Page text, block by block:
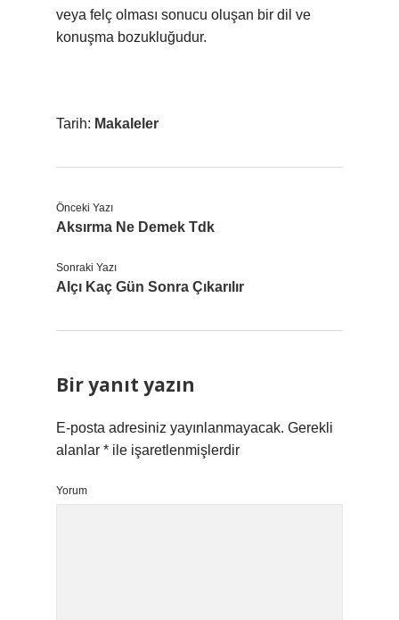
veya felç olması sonucu oluşan bir dil ve
konuşma bozukluğudur.
Tarih: Makaleler
Önceki Yazı
Aksırma Ne Demek Tdk
Sonraki Yazı
Alçı Kaç Gün Sonra Çıkarılır
Bir yanıt yazın
E-posta adresiniz yayınlanmayacak. Gerekli
alanlar * ile işaretlenmişlerdir
Yorum